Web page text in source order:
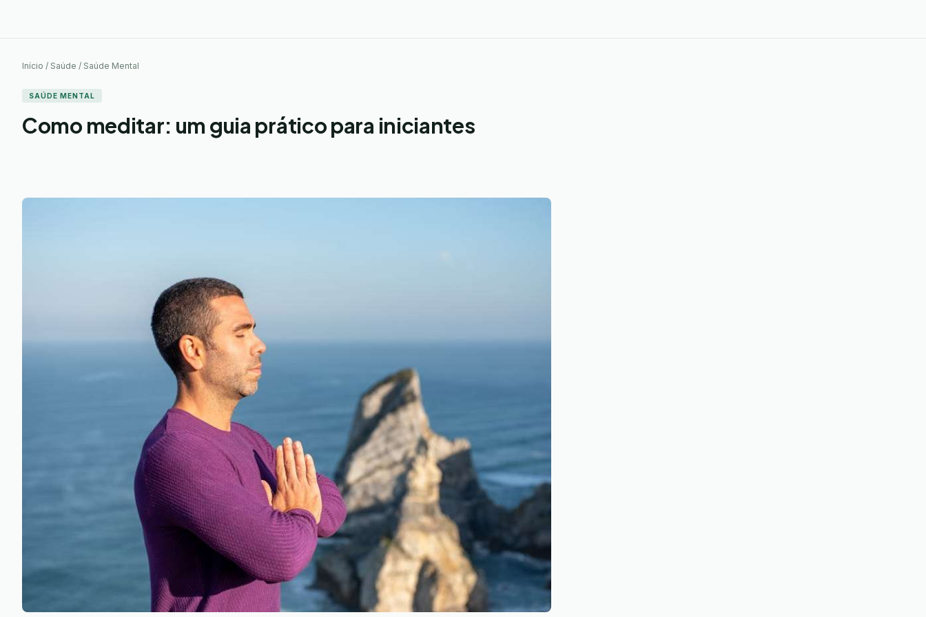
Início / Saúde / Saúde Mental
SAÚDE MENTAL
Como meditar: um guia prático para iniciantes